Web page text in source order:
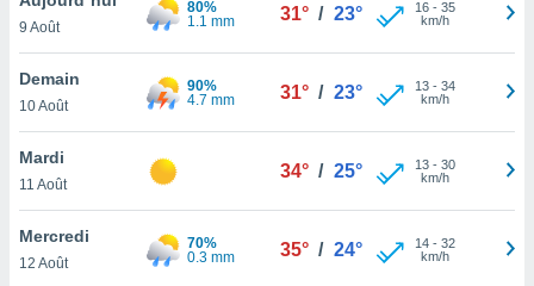
et
»,
au
vous
qu'ils
ou
9 Août
80%
1.1 mm
31° / 23° 16- 35
km/h
Demain
10 Août
90%
4.7 mm
31° / 23° 13- 34
km/h
Mardi
11 Août
34° / 25° 13- 30
km/h
Mercredi
12 Août
70%
0.3 mm
35° / 24° 14- 32
km/h